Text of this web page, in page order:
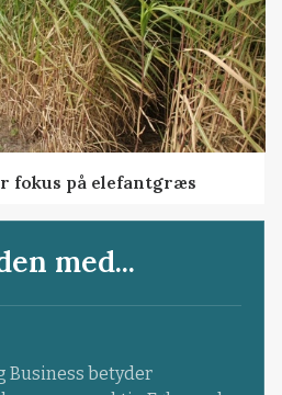
fokus på elefantgræs
med...
Business betyder